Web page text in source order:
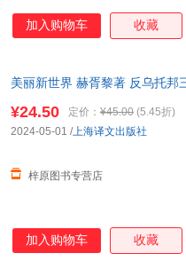
加入购物车 收藏
美丽新世界 赫胥黎著 反乌托邦
¥24.50 定价： ¥45.00 (5.45折)
梓原图书专营店
2024-05-01 /上海译文出版社
加入购物车 收藏